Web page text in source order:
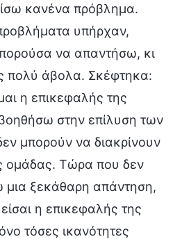
κανένα πρόβλημα.
υπήρχαν,
να απαντήσω, κι
πολύ άβολα. Σκέφτηκα:
η επικεφαλής της
στην επίλυση των
μπορούν να διακρίνουν
ομάδας. Τώρα που δεν
ξεκάθαρη απάντηση,
η επικεφαλής της
τόσες ικανότητες